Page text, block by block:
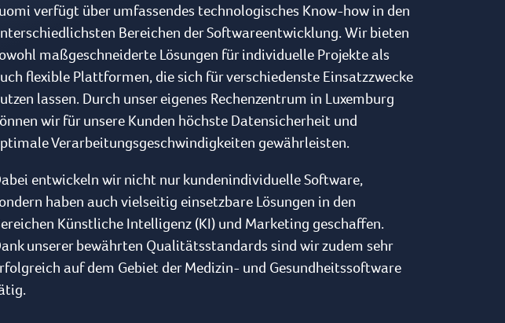
verfügt über umfassendes technologisches Know-how in den
Bereichen der Softwareentwicklung. Wir bieten
maßgeschneiderte Lösungen für individuelle Projekte als
flexible Plattformen, die sich für verschiedenste Einsatzzwecke
lassen. Durch unser eigenes Rechenzentrum in Luxemburg
wir für unsere Kunden höchste Datensicherheit und
Verarbeitungsgeschwindigkeiten gewährleisten.
entwickeln wir nicht nur kundenindividuelle Software,
haben auch vielseitig einsetzbare Lösungen in den
Künstliche Intelligenz (KI) und Marketing geschaffen.
unserer bewährten Qualitätsstandards sind wir zudem sehr
auf dem Gebiet der Medizin- und Gesundheitssoftware